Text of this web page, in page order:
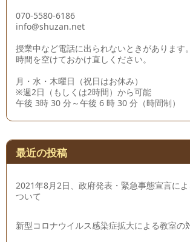
070-5580-6186
info@shuzan.net
授業中など電話に出られないときがあります。
時間を空けておかけ直しください。
月・水・木曜日（祝日はお休み）
※週2日（もしくは2時間）から可能
午後 3時 30 分～午後 6 時 30 分（時間制）
最近の投稿
2021年8月2日、政府発表・緊急事態宣言に
ついて
新型コロナウイルス感染症拡大による教室の